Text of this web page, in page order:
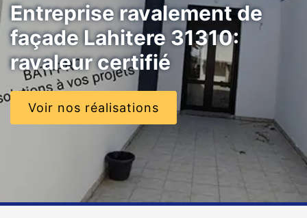
Entreprise ravalement de
façade Lahitere 31310:
ravaleur certifié
Voir nos réalisations